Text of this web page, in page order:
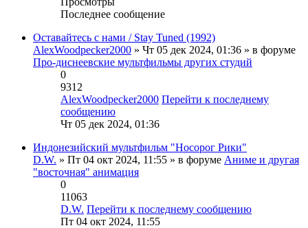
Последнее сообщение
Оставайтесь с нами / Stay Tuned (1992)
AlexWoodpecker2000 » Чт 05 дек 2024, 01:36 » в форуме
Про-диснеевские мультфильмы других студий
0
9312
AlexWoodpecker2000 Перейти к последнему
сообщению
Чт 05 дек 2024, 01:36
Индонезийский мультфильм "Носорог Рики"
D.W. » Пт 04 окт 2024, 11:55 » в форуме Аниме и другая
"восточная" анимация
0
11063
D.W. Перейти к последнему сообщению
Пт 04 окт 2024, 11:55